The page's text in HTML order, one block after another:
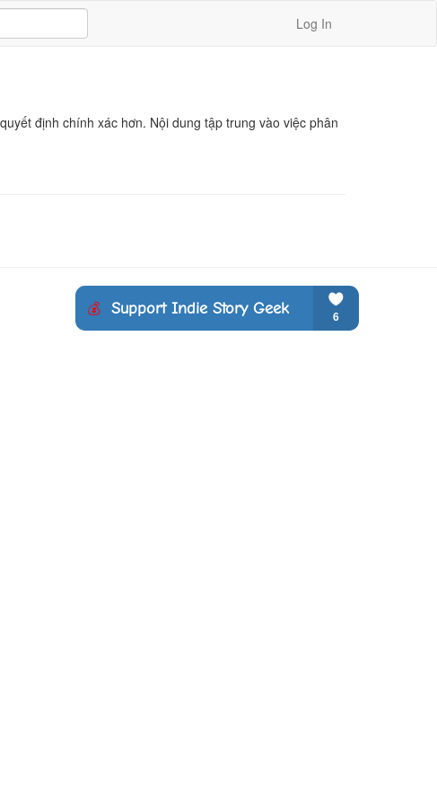
Log In
định chính xác hơn. Nội dung tập trung vào việc phân